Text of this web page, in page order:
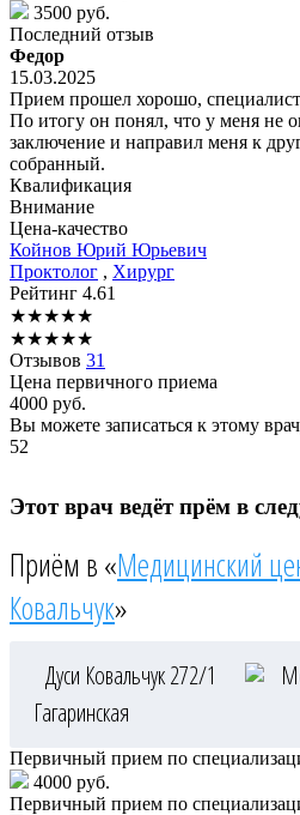
3500 руб.
Последний отзыв
Федор
15.03.2025
Прием прошел хорошо,
По итогу он понял, что у меня не
заключение и направил меня к
собранный.
Квалификация
Внимание
Цена-качество
Койнов Юрий Юрьевич
Проктолог , Хирург
Рейтинг 4.61
★★★★★
★★★★★
Отзывов 31
Цена первичного приема
4000 руб.
Вы можете записаться к этому
52
Этот врач ведёт прём в
Приём в «Медицинский
Ковальчук»
Дуси Ковальчук 272/1
Гагаринская
Первичный прием по
4000 руб.
Первичный прием по